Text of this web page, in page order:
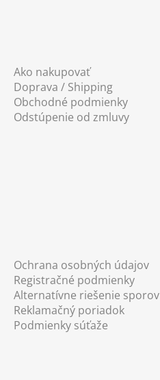
Ako nakupovať
Doprava / Shipping
Obchodné podmienky
Odstúpenie od zmluvy
Ochrana osobných údajov
Registračné podmienky
Alternatívne riešenie sporov
Reklamačný poriadok
Podmienky súťaže